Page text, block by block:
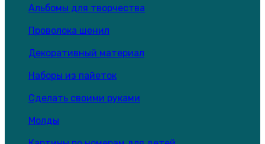
Альбомы для творчества
Проволока шенил
Декоративный материал
Наборы из пайеток
Сделать своими руками
Молды